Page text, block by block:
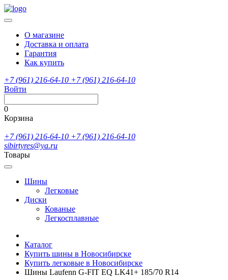
О магазине
Доставка и оплата
Гарантия
Как купить
+7 (961) 216-64-10 +7 (961) 216-64-10
Войти
0
Корзина
+7 (961) 216-64-10 +7 (961) 216-64-10
sibirtyres@ya.ru
Товары
Шины
Легковые
Диски
Кованые
Легкосплавные
Каталог
Купить шины в Новосибирске
Купить легковые в Новосибирске
Шины Laufenn G-FIT EQ LK41+ 185/70 R14